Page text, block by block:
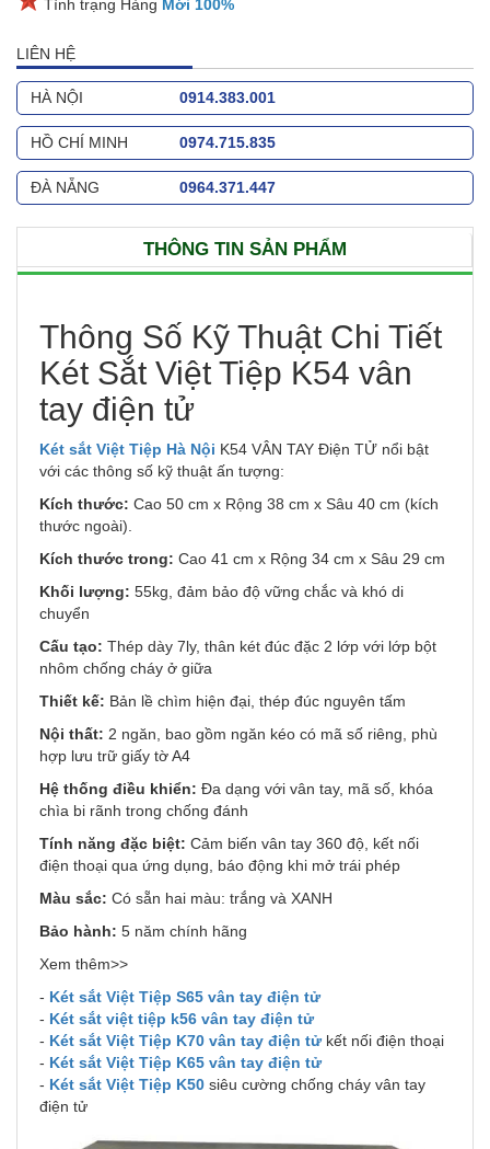
Tình trạng Hàng Mới 100%
LIÊN HỆ
HÀ NỘI 0914.383.001
HỒ CHÍ MINH 0974.715.835
ĐÀ NẴNG 0964.371.447
THÔNG TIN SẢN PHẨM
Thông Số Kỹ Thuật Chi Tiết
Két Sắt Việt Tiệp K54 vân
tay điện tử
Két sắt Việt Tiệp Hà Nội K54 VÂN TAY Điện TỬ nổi bật
với các thông số kỹ thuật ấn tượng:
Kích thước: Cao 50 cm x Rộng 38 cm x Sâu 40 cm (kích
thước ngoài).
Kích thước trong: Cao 41 cm x Rộng 34 cm x Sâu 29 cm
Khối lượng: 55kg, đảm bảo độ vững chắc và khó di
chuyển
Cấu tạo: Thép dày 7ly, thân két đúc đặc 2 lớp với lớp bột
nhôm chống cháy ở giữa
Thiết kế: Bản lề chìm hiện đại, thép đúc nguyên tấm
Nội thất: 2 ngăn, bao gồm ngăn kéo có mã số riêng, phù
hợp lưu trữ giấy tờ A4
Hệ thống điều khiển: Đa dạng với vân tay, mã số, khóa
chìa bi rãnh trong chống đánh
Tính năng đặc biệt: Cảm biến vân tay 360 độ, kết nối
điện thoại qua ứng dụng, báo động khi mở trái phép
Màu sắc: Có sẵn hai màu: trắng và XANH
Bảo hành: 5 năm chính hãng
Xem thêm>>
- Két sắt Việt Tiệp S65 vân tay điện tử
- Két sắt việt tiệp k56 vân tay điện tử
- Két sắt Việt Tiệp K70 vân tay điện tửkết nối điện thoại
- Két sắt Việt Tiệp K65 vân tay điện tử
- Két sắt Việt Tiệp K50 siêu cường chống cháy vân tay
điện tử